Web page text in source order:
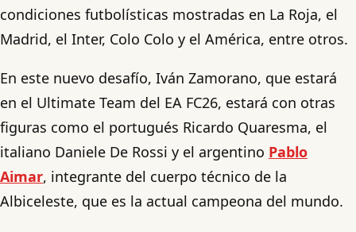
condiciones futbolísticas mostradas en La Roja, el
Madrid, el Inter, Colo Colo y el América, entre otros.
En este nuevo desafío, Iván Zamorano, que estará
en el Ultimate Team del EA FC26, estará con otras
figuras como el portugués Ricardo Quaresma, el
italiano Daniele De Rossi y el argentino Pablo
Aimar, integrante del cuerpo técnico de la
Albiceleste, que es la actual campeona del mundo.